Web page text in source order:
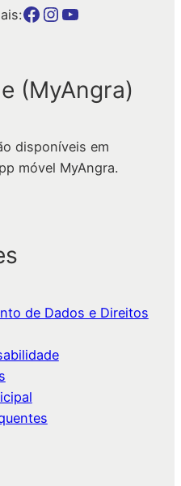
Botão para a página da autarquia no Facebook Botão para a página da autarquia no Instagram Botão para a página da autarquia no Youtube
(MyAngra)
disponíveis em
móvel MyAngra.
de Dados e Direitos